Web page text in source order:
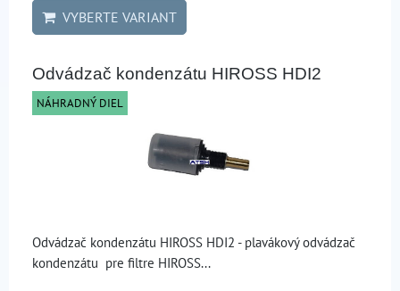
VYBERTE VARIANT
Odvádzač kondenzátu HIROSS HDI2
NÁHRADNÝ DIEL
Odvádzač kondenzátu HIROSS HDI2 - plavákový odvádzač
kondenzátu pre filtre HIROSS...